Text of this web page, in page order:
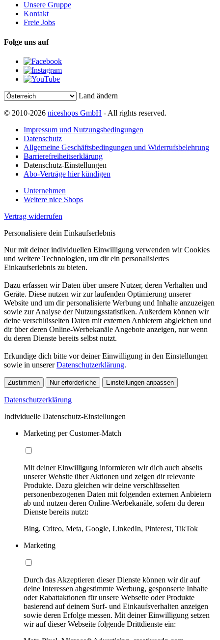
Unsere Gruppe
Kontakt
Freie Jobs
Folge uns auf
Land ändern
© 2010-2026 niceshops GmbH - All rights reserved.
Impressum und Nutzungsbedingungen
Datenschutz
Allgemeine Geschäftsbedingungen und Widerrufsbelehrung
Barrierefreiheitserklärung
Datenschutz-Einstellungen
Abo-Verträge hier kündigen
Unternehmen
Weitere nice Shops
Vertrag widerrufen
Personalisiere dein Einkaufserlebnis
Nur mit deiner individuellen Einwilligung verwenden wir Cookies
und weitere Technologien, um dir ein personalisiertes
Einkaufserlebnis zu bieten.
Dazu erfassen wir Daten über unsere Nutzer, deren Verhalten und
Geräte. Diese nutzen wir zur laufenden Optimierung unserer
Website und um dir personalisierte Werbung und Inhalte anzuzeigen
sowie zur Analyse der Nutzungsstatistiken. Außerdem können wir
deine verschlüsselten Daten mit externen Anbietern abgleichen und
dir über deren Online-Werbekanäle Angebote anzeigen, nur wenn
du deren Dienste bereits selbst nutzt.
Erkundige dich bitte vor deiner Einwilligung in den Einstellungen
sowie in unsererDatenschutzerklärung.
Zustimmen Nur erforderliche Einstellungen anpassen
Datenschutzerklärung
Individuelle Datenschutz-Einstellungen
Marketing per Customer-Match
Mit deiner Einwilligung informieren wir dich auch abseits
unserer Website über Aktionen und zeigen dir relevante
Produkte. Dazu gleichen wir deine verschlüsselten
personenbezogenen Daten mit folgenden externen Anbietern
ab und nutzen deren Online-Werbekanäle, sofern du deren
Dienste bereits nutzt:
Bing, Criteo, Meta, Google, LinkedIn, Pinterest, TikTok
Marketing
Durch das Akzeptieren dieser Dienste können wir dir auf
deine Interessen abgestimmte Werbung, gesponserte Inhalte
oder Rabattaktionen für unsere Webseite oder Produkte
basierend auf deinem Surf- und Einkaufsverhalten anzeigen
sowie deren Erfolge messen. Mit deiner Einwilligung setzen
wir auf dieser Webseite folgende Drittdienste ein: